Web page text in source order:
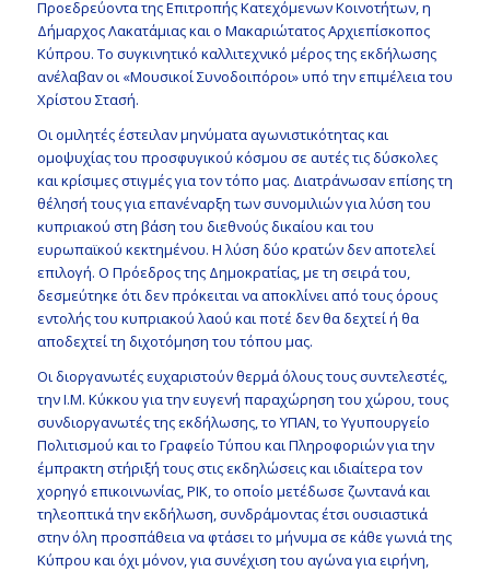
Προεδρεύοντα της Επιτροπής Κατεχόμενων Κοινοτήτων, η
Δήμαρχος Λακατάμιας και ο Μακαριώτατος Αρχιεπίσκοπος
Κύπρου. Το συγκινητικό καλλιτεχνικό μέρος της εκδήλωσης
ανέλαβαν οι «Μουσικοί Συνοδοιπόροι» υπό την επιμέλεια του
Χρίστου Στασή.
Οι ομιλητές έστειλαν μηνύματα αγωνιστικότητας και
ομοψυχίας του προσφυγικού κόσμου σε αυτές τις δύσκολες
και κρίσιμες στιγμές για τον τόπο μας. Διατράνωσαν επίσης τη
θέλησή τους για επανέναρξη των συνομιλιών για λύση του
κυπριακού στη βάση του διεθνούς δικαίου και του
ευρωπαϊκού κεκτημένου. Η λύση δύο κρατών δεν αποτελεί
επιλογή. Ο Πρόεδρος της Δημοκρατίας, με τη σειρά του,
δεσμεύτηκε ότι δεν πρόκειται να αποκλίνει από τους όρους
εντολής του κυπριακού λαού και ποτέ δεν θα δεχτεί ή θα
αποδεχτεί τη διχοτόμηση του τόπου μας.
Οι διοργανωτές ευχαριστούν θερμά όλους τους συντελεστές,
την Ι.Μ. Κύκκου για την ευγενή παραχώρηση του χώρου, τους
συνδιοργανωτές της εκδήλωσης, το ΥΠΑΝ, το Υγυπουργείο
Πολιτισμού και το Γραφείο Τύπου και Πληροφοριών για την
έμπρακτη στήριξή τους στις εκδηλώσεις και ιδιαίτερα τον
χορηγό επικοινωνίας, ΡΙΚ, το οποίο μετέδωσε ζωντανά και
τηλεοπτικά την εκδήλωση, συνδράμοντας έτσι ουσιαστικά
στην όλη προσπάθεια να φτάσει το μήνυμα σε κάθε γωνιά της
Κύπρου και όχι μόνον, για συνέχιση του αγώνα για ειρήνη,